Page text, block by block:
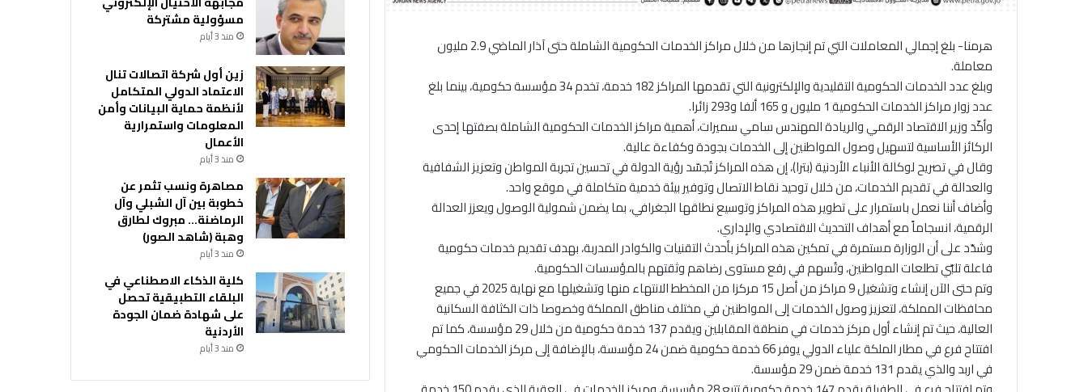
هرمنا- بلغ إجمالي المعاملات التي تم إنجازها من خلال مراكز الخدمات الحكومية الشاملة حتى آذار الماضي 2.9 مليون
معاملة.
وبلغ عدد الخدمات الحكومية التقليدية والإلكترونية التي تقدمها المراكز 182 خدمة، تخدم 34 مؤسسة حكومية، بينما بلغ
عدد زوار مراكز الخدمات الحكومية 1 مليون و 165 ألفا و293 زائرا.
وأكّد وزير الاقتصاد الرقمي والريادة المهندس سامي سميرات، أهمية مراكز الخدمات الحكومية الشاملة بصفتها إحدى
الركائز الأساسية لتسهيل وصول المواطنين إلى الخدمات بجودة وكفاءة عالية.
وقال في تصريح لوكالة الأنباء الأردنية (بترا)، إن هذه المراكز تُجسّد رؤية الدولة في تحسين تجربة المواطن وتعزيز الشفافية
والعدالة في تقديم الخدمات، من خلال توحيد نقاط الاتصال وتوفير بيئة خدمية متكاملة في موقع واحد.
وأضاف أننا نعمل باستمرار على تطوير هذه المراكز وتوسيع نطاقها الجغرافي، بما يضمن شمولية الوصول ويعزز العدالة
الرقمية، انسجاماً مع أهداف التحديث الاقتصادي والإداري.
وشدّد على أن الوزارة مستمرة في تمكين هذه المراكز بأحدث التقنيات والكوادر المدربة، بهدف تقديم خدمات حكومية
فاعلة تلبّي تطلعات المواطنين، وتُسهم في رفع مستوى رضاهم وثقتهم بالمؤسسات الحكومية.
وتم حتى الآن إنشاء وتشغيل 9 مراكز من أصل 15 مركزا من المخطط الانتهاء منها وتشغيلها مع نهاية 2025 في جميع
محافظات المملكة، لتعزيز وصول الخدمات إلى المواطنين في مختلف مناطق المملكة وخصوصا ذات الكثافة السكانية
العالية، حيث تم إنشاء أول مركز خدمات في منطقة المقابلين ويقدم 137 خدمة حكومية من خلال 29 مؤسسة، كما تم
افتتاح فرع في مطار الملكة علياء الدولي يوفر 66 خدمة حكومية ضمن 24 مؤسسة، بالإضافة إلى مركز الخدمات الحكومي
في اربد والذي يقدم 131 خدمة ضمن 29 مؤسسة.
مسؤولية مشتركة
منذ 3 أيام
زين أول شركة اتصالات تنال
الاعتماد الدولي المتكامل
لأنظمة حماية البيانات وأمن
المعلومات واستمرارية
الأعمال
منذ 3 أيام
مصاهرة ونسب تثمر عن
خطوبة بين آل الشبلي وآل
الرماضنة… مبروك لطارق
وهبة (شاهد الصور)
منذ 3 أيام
كلية الذكاء الاصطناعي في
البلقاء التطبيقية تحصل
على شهادة ضمان الجودة
الأردنية
منذ 3 أيام